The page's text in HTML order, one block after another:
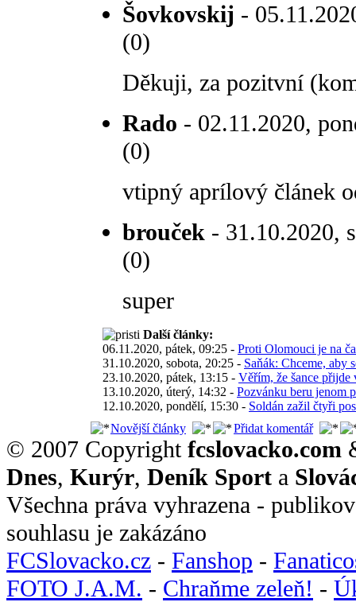
Šovkovskij -
(0)
Děkuji, za pozitvní
Rado - 02.11.2020,
(0)
vtipný aprílový článek
brouček - 31.10.2020,
(0)
super
Další články:
06.11.2020, pátek, 09:25 - Proti Olomouci je na
31.10.2020, sobota, 20:25 - Saňák: Chceme, aby
23.10.2020, pátek, 13:15 - Věřím, že šance přijde
13.10.2020, úterý, 14:32 - Pozvánku beru jenom
12.10.2020, pondělí, 15:30 - Soldán zažil čtyři
Novější články
Přidat komentář
© 2007 Copyright fcslovacko.com
Dnes, Kurýr, Deník Sport a
Všechna práva vyhrazena -
souhlasu je zakázáno
FCSlovacko.cz - Fanshop -
FOTO J.A.M. - Chraňme zeleň! -